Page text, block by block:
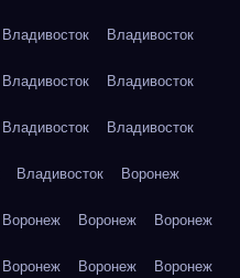
Владивосток Владивосток
Владивосток Владивосток
Владивосток Владивосток
Владивосток Воронеж
Воронеж Воронеж Воронеж
Воронеж Воронеж Воронеж